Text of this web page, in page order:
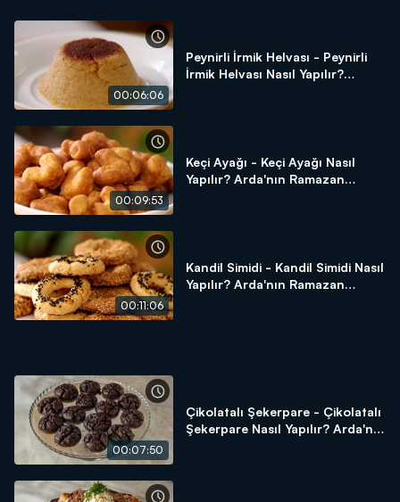
00:06:06
Peynirli İrmik Helvası - Peynirli
İrmik Helvası Nasıl Yapılır?
00:09:53
Keçi Ayağı - Keçi Ayağı Nasıl
Yapılır? Arda'nın Ramazan
00:11:06
Kandil Simidi - Kandil Simidi Nasıl
Yapılır? Arda'nın Ramazan
00:07:50
Çikolatalı Şekerpare - Çikolatalı
Şekerpare Nasıl Yapılır? Arda'nın